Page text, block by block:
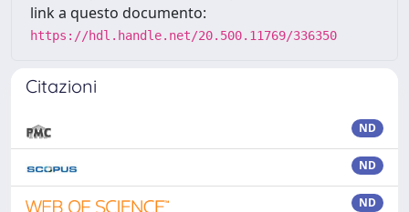
link a questo documento:
https://hdl.handle.net/20.500.11769/336350
Citazioni
ND
ND
ND